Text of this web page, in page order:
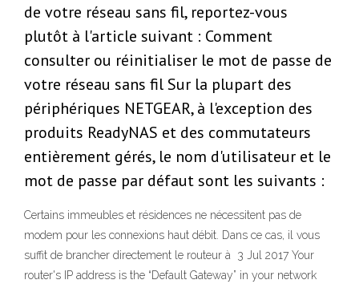
de votre réseau sans fil, reportez-vous
plutôt à l'article suivant : Comment
consulter ou réinitialiser le mot de passe de
votre réseau sans fil Sur la plupart des
périphériques NETGEAR, à l'exception des
produits ReadyNAS et des commutateurs
entièrement gérés, le nom d'utilisateur et le
mot de passe par défaut sont les suivants :
Certains immeubles et résidences ne nécessitent pas de
modem pour les connexions haut débit. Dans ce cas, il vous
suffit de brancher directement le routeur à 3 Jul 2017 Your
router's IP address is the “Default Gateway” in your network